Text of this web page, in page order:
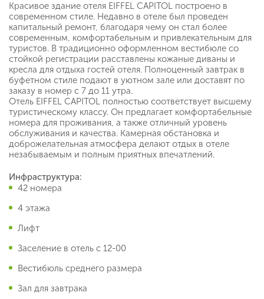
Красивое здание отеля EIFFEL CAPITOL построено в
современном стиле. Недавно в отеле был проведен
капитальный ремонт, благодаря чему он стал более
современным, комфортабельным и привлекательным для
туристов. В традиционно оформленном вестибюле со
стойкой регистрации расставлены кожаные диваны и
кресла для отдыха гостей отеля. Полноценный завтрак в
буфетном стиле подают в уютном зале или доставят по
заказу в номер с 7 до 11 утра.
Отель EIFFEL CAPITOL полностью соответствует высшему
туристическому классу. Он предлагает комфортабельные
номера для проживания, а также отличный уровень
обслуживания и качества. Камерная обстановка и
доброжелательная атмосфера делают отдых в отеле
незабываемым и полным приятных впечатлений.
Инфраструктура:
42 номера
4 этажа
Лифт
Заселение в отель с 12-00
Вестибюль среднего размера
Зал для завтрака